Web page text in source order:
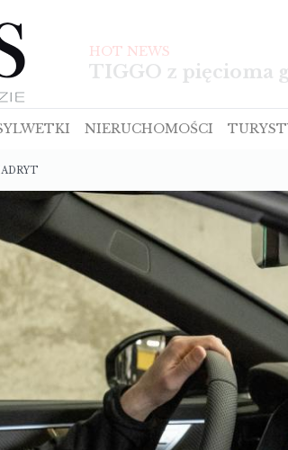
HOT NEWS
TIGGO z pięcioma
NIERUCHOMOŚCI